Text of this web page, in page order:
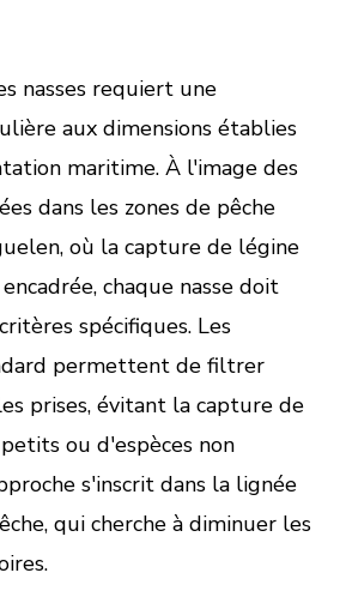
nasses requiert une
aux dimensions établies
maritime. À l'image des
dans les zones de pêche
où la capture de légine
chaque nasse doit
spécifiques. Les
permettent de filtrer
prises, évitant la capture de
ou d'espèces non
s'inscrit dans la lignée
qui cherche à diminuer les